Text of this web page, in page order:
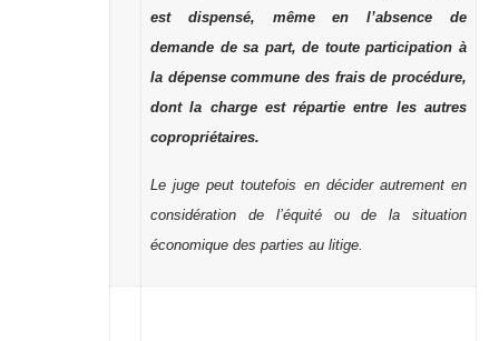
est dispensé, même en l’absence de
demande de sa part, de toute participation à
la dépense commune des frais de procédure,
dont la charge est répartie entre les autres
copropriétaires.
Le juge peut toutefois en décider autrement en
considération de l’équité ou de la situation
économique des parties au litige.